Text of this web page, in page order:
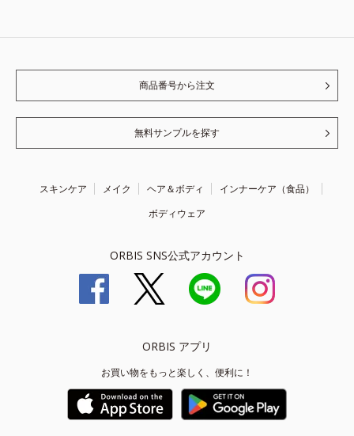
商品番号から注文
無料サンプルを探す
スキンケア メイク ヘア＆ボディ
インナーケア（食品）
ボディウェア
ORBIS SNS公式アカウント
ORBIS アプリ
お買い物をもっと楽しく、便利に！